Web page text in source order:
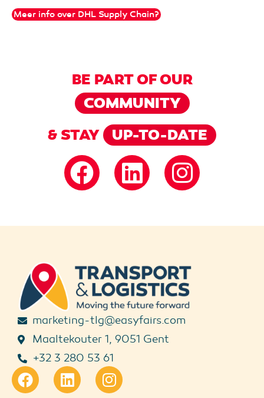
Meer info over DHL Supply Chain?
BE PART OF OUR
COMMUNITY
& STAY
UP-TO-DATE
marketing-tlg@easyfairs.com
Maaltekouter 1, 9051 Gent
+32 3 280 53 61